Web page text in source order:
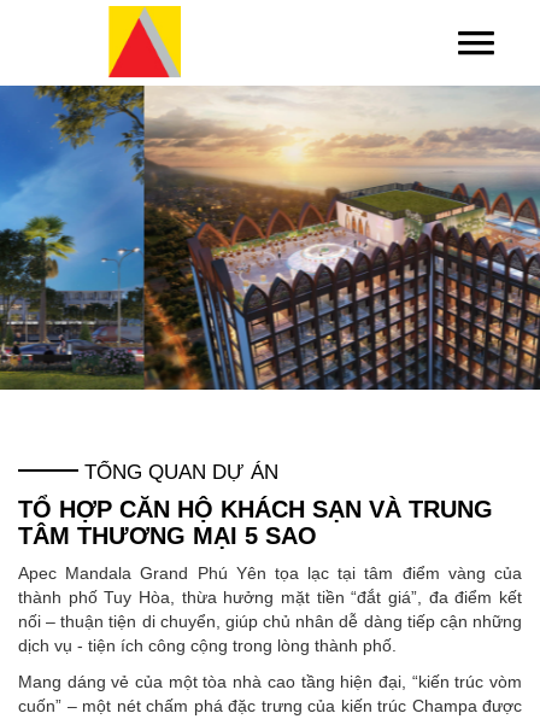
TỔNG QUAN DỰ ÁN
TỔ HỢP CĂN HỘ KHÁCH SẠN VÀ TRUNG
TÂM THƯƠNG MẠI 5 SAO
Apec Mandala Grand Phú Yên tọa lạc tại tâm điểm vàng của
thành phố Tuy Hòa, thừa hưởng mặt tiền “đắt giá”, đa điểm kết
nối – thuận tiện di chuyển, giúp chủ nhân dễ dàng tiếp cận những
dịch vụ - tiện ích công cộng trong lòng thành phố.
Mang dáng vẻ của một tòa nhà cao tầng hiện đại, “kiến trúc vòm
cuốn” – một nét chấm phá đặc trưng của kiến trúc Champa được